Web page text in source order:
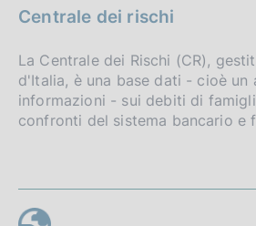
Centrale dei rischi
La Centrale dei Rischi (CR),
d'Italia, è una base dati - cioè un
informazioni - sui debiti di
confronti del sistema bancario e